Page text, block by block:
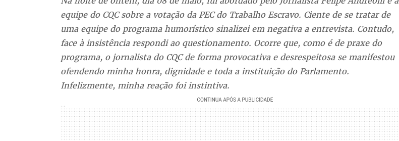
equipe do CQC sobre a votação da PEC do Trabalho Escravo. Ciente de se tratar de
uma equipe do programa humorístico sinalizei em negativa a entrevista. Contudo,
face à insistência respondi ao questionamento. Ocorre que, como é de praxe do
programa, o jornalista do CQC de forma provocativa e desrespeitosa se manifestou
ofendendo minha honra, dignidade e toda a instituição do Parlamento.
Infelizmente, minha reação foi instintiva.